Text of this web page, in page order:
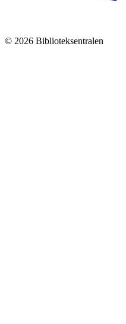
© 2026 Biblioteksentralen